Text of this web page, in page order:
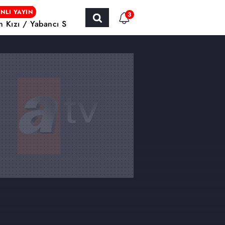
YAYIN
Kızı / Yabancı Sinema
3